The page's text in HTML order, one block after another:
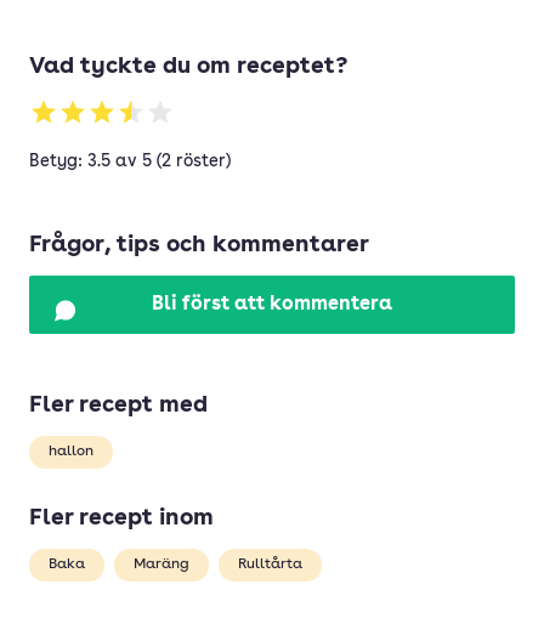
Vad tyckte du om receptet?
Betyg: 3.5 av 5 (2 röster)
Frågor, tips och kommentarer
Bli först att kommentera
Fler recept med
hallon
Fler recept inom
Baka Maräng Rulltårta